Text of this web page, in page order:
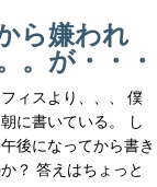
ら嫌われ
。が・・・
ィスより、、、 僕
に書いている。 し
後になってから書き
？ 答えはちょっと